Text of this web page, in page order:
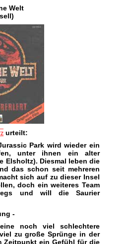
Welt
urteilt:
Park wird wieder ein
unter ihnen ein alter
Elsholtz). Diesmal leben die
das schon seit mehreren
sich auf zu dieser Insel
doch ein weiteres Team
und will die Saurier
-
noch viel schlechtere
zu große Sprünge in der
Zeitpunkt ein Gefühl für die